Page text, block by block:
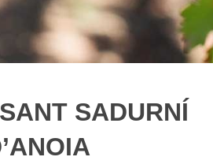
SANT SADURNÍ